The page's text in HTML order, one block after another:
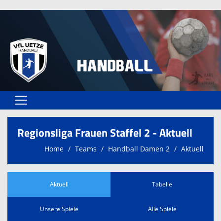
Home
Vereinsangebote
Vereinsformulare
Regionsliga Frauen Staffel 2 - Aktuell
Home Teams Handball Damen 2 Aktuell
Aktuell Tabelle
Unsere Spiele Alle Spiele